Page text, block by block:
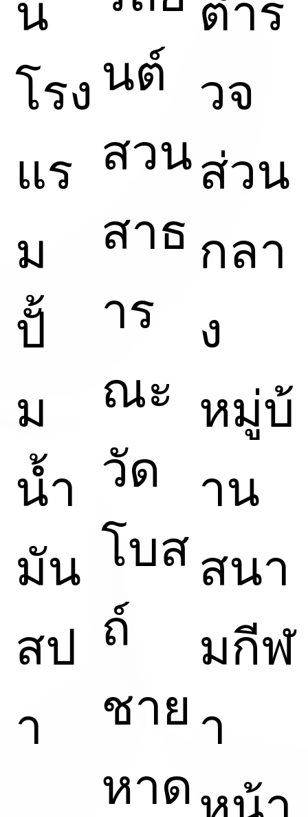
โรง
แร
ม
ปั้
ม
น้ำ
มัน
สป
า
นต์
สวน
สาธ
าร
ณะ
วัด
โบส
ถ์
ชาย
หาด
วจ
ส่วน
กลา
ง
หมู่บ้
าน
สนา
มกีฬ
า